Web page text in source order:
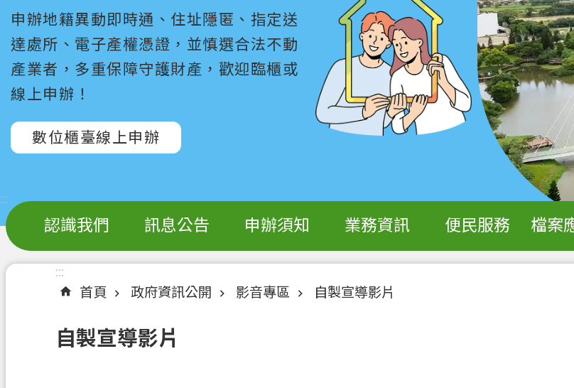
申辦地籍異動即時通、住址隱匿、指定送
達處所、電子產權憑證，並慎選合法不動
產業者，多重保障守護財產，歡迎臨櫃或
線上申辦！
數位櫃臺線上申辦
:::
認識我們 訊息公告 申辦須知 業務資訊 便民服務
:::
首頁
政府資訊公開 影音專區 自製宣導影片
自製宣導影片